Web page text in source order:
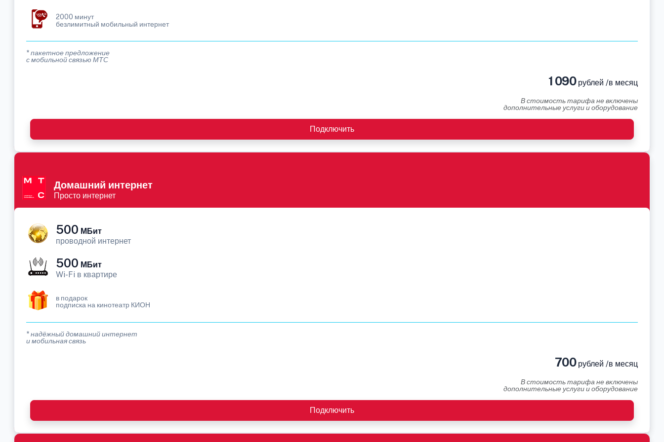
2000 минут
безлимитный мобильный интернет
* пакетное предложение
с мобильной связью МТС
1 090рублей /в месяц
В стоимость тарифа не включены
дополнительные услуги и оборудование
Подключить
Домашний интернет
Просто интернет
500 МБит
проводной интернет
500 МБит
Wi-Fi в квартире
в подарок
подписка на кинотеатр КИОН
* надёжный домашний интернет
и мобильная связь
700рублей /в месяц
В стоимость тарифа не включены
дополнительные услуги и оборудование
Подключить